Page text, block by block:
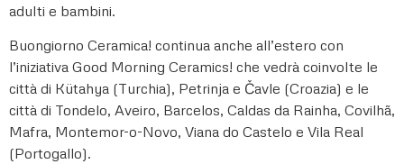
adulti e bambini.
Buongiorno Ceramica! continua anche all’estero con
l’iniziativa Good Morning Ceramics! che vedrà coinvolte le
città di Kütahya (Turchia), Petrinja e Čavle (Croazia) e le
città di Tondelo, Aveiro, Barcelos, Caldas da Rainha, Covilhã,
Mafra, Montemor-o-Novo, Viana do Castelo e Vila Real
(Portogallo).